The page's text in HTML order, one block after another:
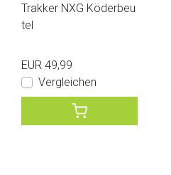
Trakker NXG Köderbeu
tel
EUR 49,99
Vergleichen